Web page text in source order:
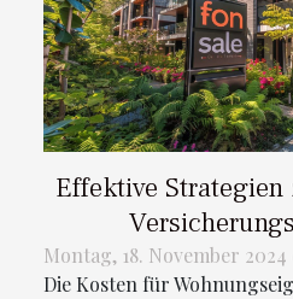
Effektive
Montag, 18. November 2024
Die Kosten für